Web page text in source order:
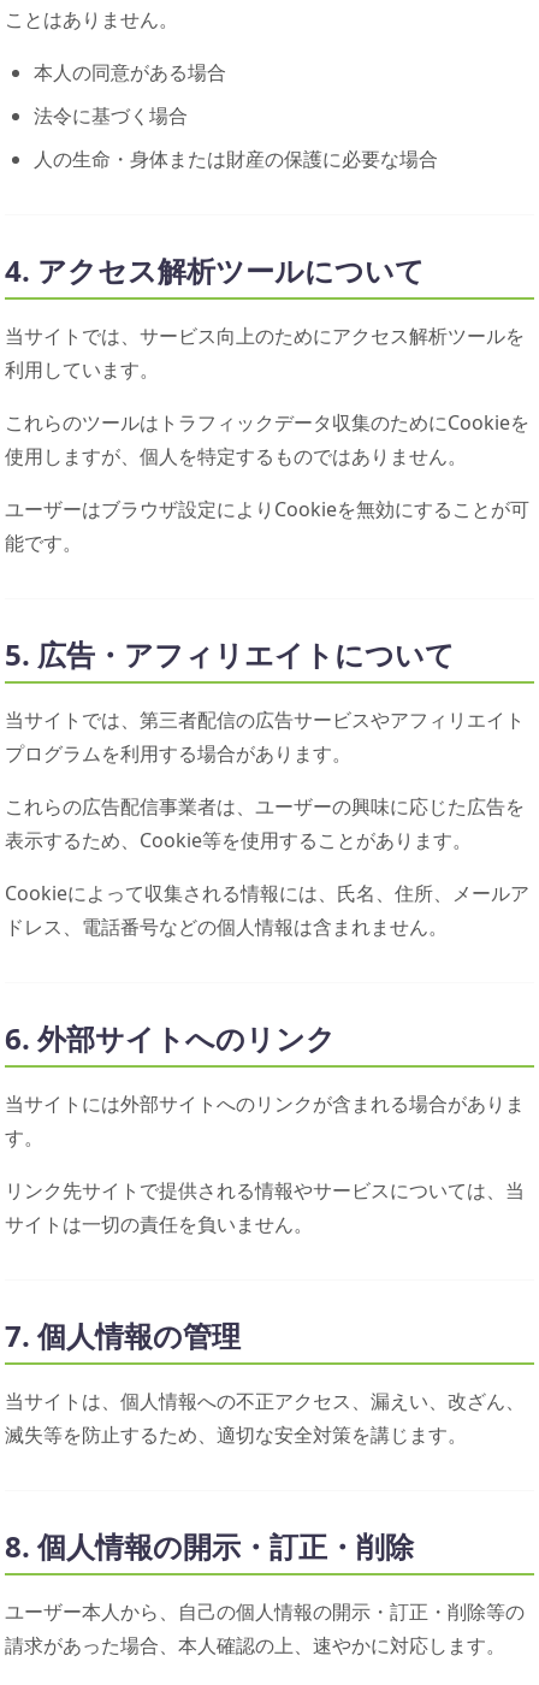
ことはありません。
本人の同意がある場合
法令に基づく場合
人の生命・身体または財産の保護に必要な場合
4. アクセス解析ツールについて
当サイトでは、サービス向上のためにアクセス解析ツールを
利用しています。
これらのツールはトラフィックデータ収集のためにCookieを
使用しますが、個人を特定するものではありません。
ユーザーはブラウザ設定によりCookieを無効にすることが可
能です。
5. 広告・アフィリエイトについて
当サイトでは、第三者配信の広告サービスやアフィリエイト
プログラムを利用する場合があります。
これらの広告配信事業者は、ユーザーの興味に応じた広告を
表示するため、Cookie等を使用することがあります。
Cookieによって収集される情報には、氏名、住所、メールア
ドレス、電話番号などの個人情報は含まれません。
6. 外部サイトへのリンク
当サイトには外部サイトへのリンクが含まれる場合がありま
す。
リンク先サイトで提供される情報やサービスについては、当
サイトは一切の責任を負いません。
7. 個人情報の管理
当サイトは、個人情報への不正アクセス、漏えい、改ざん、
滅失等を防止するため、適切な安全対策を講じます。
8. 個人情報の開示・訂正・削除
ユーザー本人から、自己の個人情報の開示・訂正・削除等の
請求があった場合、本人確認の上、速やかに対応します。